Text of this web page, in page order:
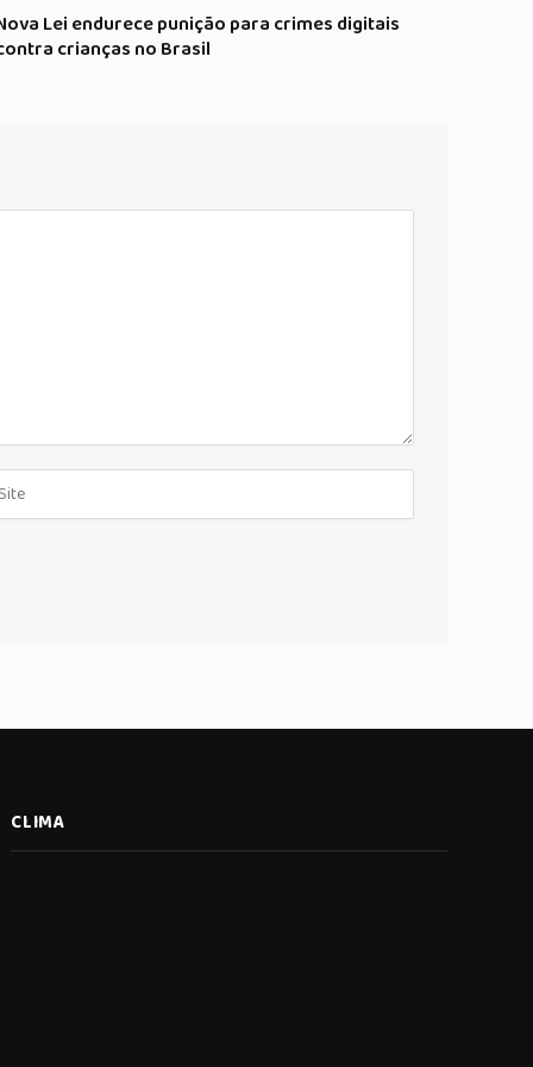
Lei endurece punição para crimes digitais
crianças no Brasil
CLIMA